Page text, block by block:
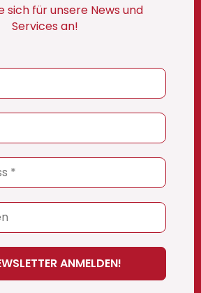
sich für unsere News und
Services an!